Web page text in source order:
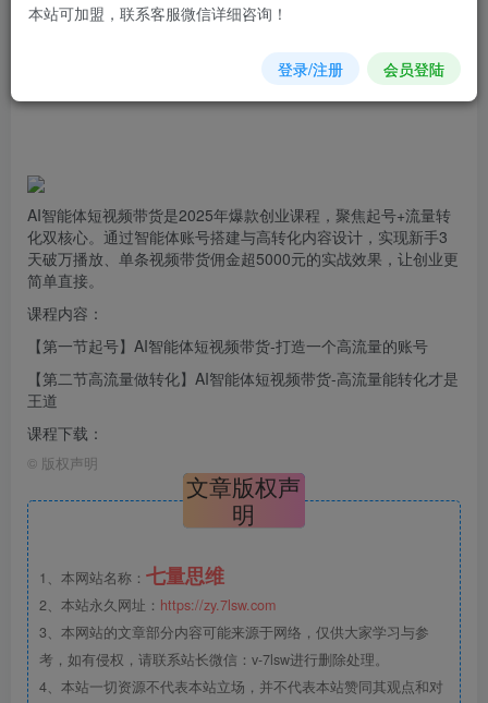
AI智能体短视频带货是2025年爆款创业课程，聚焦起号+流量转
化双核心。通过智能体账号搭建与高转化内容设计，实现新手3
天破万播放、单条视频带货佣金超5000元的实战效果，让创业更
简单直接。
课程内容：
【第一节起号】AI智能体短视频带货-打造一个高流量的账号
【第二节高流量做转化】AI智能体短视频带货-高流量能转化才是
王道
课程下载：
© 版权声明
文章版权声
明
1、本网站名称： 七量思维
2、本站永久网址： https://zy.7lsw.com
3、本网站的文章部分内容可能来源于网络，仅供大家学习与参
考，如有侵权，请联系站长微信：v-7lsw进行删除处理。
4、本站一切资源不代表本站立场，并不代表本站赞同其观点和对
本站可加盟，联系客服微信详细咨询！
登录/注册 会员登陆